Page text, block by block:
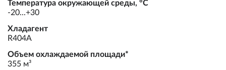
Температура окружающей среды, °С
-20...+30
Хладагент
R404А
Объем охлаждаемой площади*
355 м³